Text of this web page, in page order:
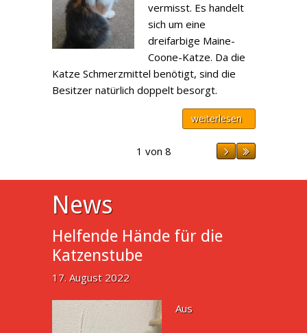
vermisst. Es handelt
sich um eine
dreifarbige Maine-
Coone-Katze. Da die
Katze Schmerzmittel benötigt, sind die
Besitzer natürlich doppelt besorgt.
weiterlesen
1 von 8
News
Helfende Hände für die
Katzenstube
17. August 2022
Aus